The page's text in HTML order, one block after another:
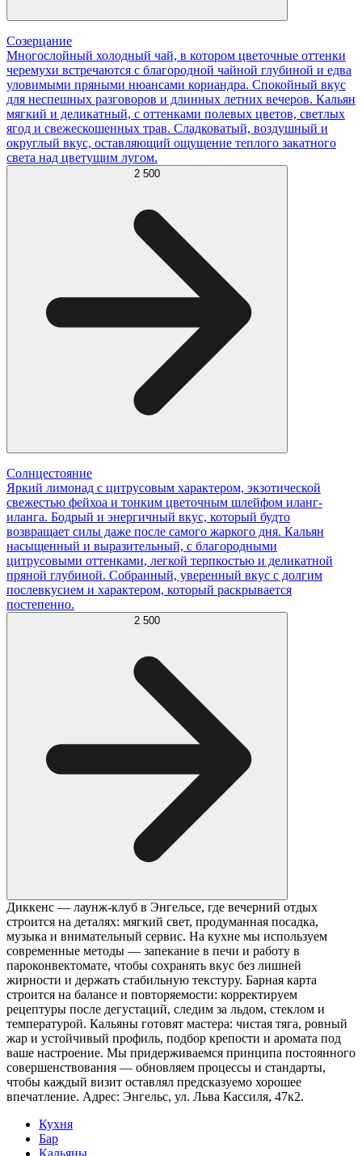
Созерцание
Многослойный холодный чай, в котором цветочные оттенки
черемухи встречаются с благородной чайной глубиной и едва
уловимыми пряными нюансами кориандра. Спокойный вкус
для неспешных разговоров и длинных летних вечеров. Кальян
мягкий и деликатный, с оттенками полевых цветов, светлых
ягод и свежескошенных трав. Сладковатый, воздушный и
округлый вкус, оставляющий ощущение теплого закатного
света над цветущим лугом.
2 500
Солнцестояние
Яркий лимонад с цитрусовым характером, экзотической
свежестью фейхоа и тонким цветочным шлейфом иланг-
иланга. Бодрый и энергичный вкус, который будто
возвращает силы даже после самого жаркого дня. Кальян
насыщенный и выразительный, с благородными
цитрусовыми оттенками, легкой терпкостью и деликатной
пряной глубиной. Собранный, уверенный вкус с долгим
послевкусием и характером, который раскрывается
постепенно.
2 500
Диккенс — лаунж-клуб в Энгельсе, где вечерний отдых
строится на деталях: мягкий свет, продуманная посадка,
музыка и внимательный сервис. На кухне мы используем
современные методы — запекание в печи и работу в
пароконвектомате, чтобы сохранять вкус без лишней
жирности и держать стабильную текстуру. Барная карта
строится на балансе и повторяемости: корректируем
рецептуры после дегустаций, следим за льдом, стеклом и
температурой. Кальяны готовят мастера: чистая тяга, ровный
жар и устойчивый профиль, подбор крепости и аромата под
ваше настроение. Мы придерживаемся принципа постоянного
совершенствования — обновляем процессы и стандарты,
чтобы каждый визит оставлял предсказуемо хорошее
впечатление. Адрес: Энгельс, ул. Льва Кассиля, 47к2.
Кухня
Бар
Кальяны